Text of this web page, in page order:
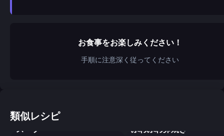
お食事をお楽しみください！
手順に注意深く従ってください
類似レシピ
鶏肉とパスタ、クリームの
スープ
ふわふわ卵焼き